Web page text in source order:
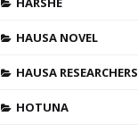
HAUSA NOVEL
HAUSA RESEARCHERS
HOTUNA